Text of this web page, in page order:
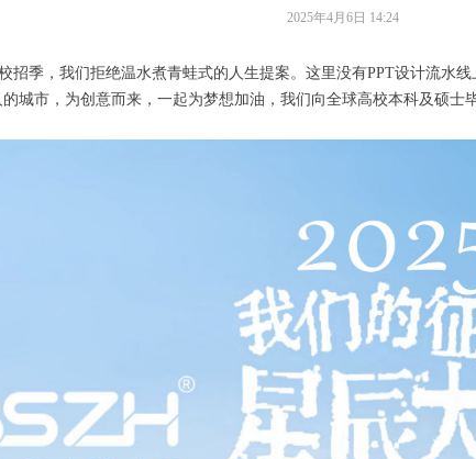
招季，我们拒绝温水煮青蛙式的人生提案。这里没有PPT设计流
城市，为创意而来，一起为梦想加油，我们向全球高校本科及硕士
2025年4月6日 14:24